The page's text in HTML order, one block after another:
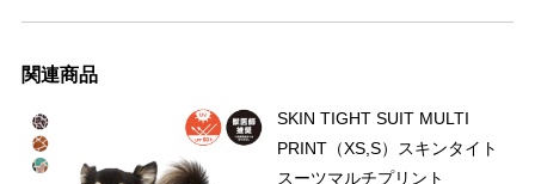
関連商品
SKIN TIGHT SUIT MULTI
PRINT（XS,S）スキンタイト
スーツマルチプリント